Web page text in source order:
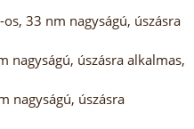
33 nm nagyságú, úszásra
nagyságú, úszásra alkalmas,
nagyságú, úszásra